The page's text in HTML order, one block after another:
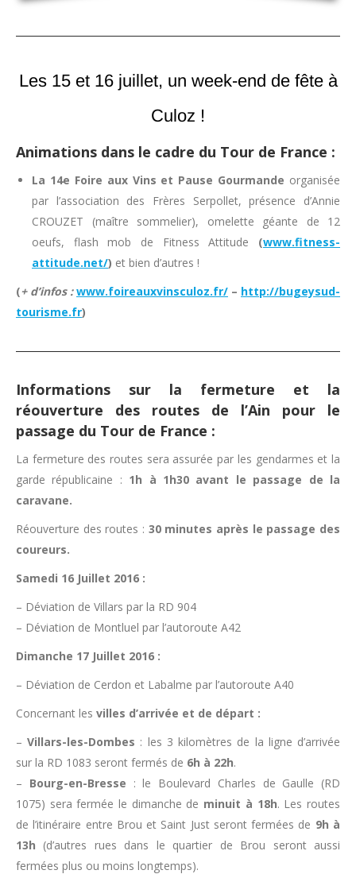
Les 15 et 16 juillet, un week-end de fête à
Culoz !
Animations dans le cadre du Tour de France :
La 14e Foire aux Vins et Pause Gourmande organisée
par l’association des Frères Serpollet, présence d’Annie
CROUZET (maître sommelier), omelette géante de 12
oeufs, flash mob de Fitness Attitude (www.fitness-
attitude.net/) et bien d’autres !
(+ d’infos :www.foireauxvinsculoz.fr/ – http://bugeysud-
tourisme.fr)
Informations sur la fermeture et la
réouverture des routes de l’Ain pour le
passage du Tour de France :
La fermeture des routes sera assurée par les gendarmes et la
garde républicaine : 1h à 1h30 avant le passage de la
caravane.
Réouverture des routes : 30 minutes après le passage des
coureurs.
Samedi 16 Juillet 2016 :
– Déviation de Villars par la RD 904
– Déviation de Montluel par l’autoroute A42
Dimanche 17 Juillet 2016 :
– Déviation de Cerdon et Labalme par l’autoroute A40
Concernant les villes d’arrivée et de départ :
–Villars-les-Dombes : les 3 kilomètres de la ligne d’arrivée
sur la RD 1083 seront fermés de 6h à 22h.
– Bourg-en-Bresse : le Boulevard Charles de Gaulle (RD
1075) sera fermée le dimanche de minuit à 18h. Les routes
de l’itinéraire entre Brou et Saint Just seront fermées de 9h à
13h (d’autres rues dans le quartier de Brou seront aussi
fermées plus ou moins longtemps).